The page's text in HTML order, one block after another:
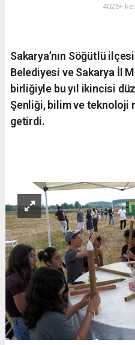
4026+
Sakarya’nın Söğütlü
Belediyesi ve Sakarya İl
birliğiyle bu yıl ikincisi
Şenliği, bilim ve teknoloji
getirdi.